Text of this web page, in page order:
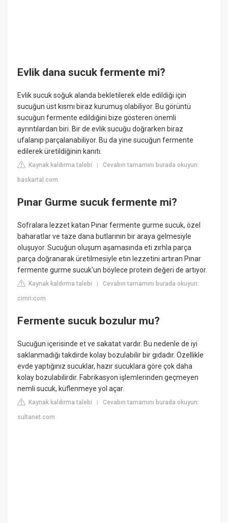
Evlik dana sucuk fermente mi?
Evlik sucuk soğuk alanda bekletilerek elde edildiği için
sucuğun üst kısmı biraz kurumuş olabiliyor. Bu görüntü
sucuğun fermente edildiğini bize gösteren önemli
ayrıntılardan biri. Bir de evlik sucuğu doğrarken biraz
ufalanıp parçalanabiliyor. Bu da yine sucuğun fermente
edilerek üretildiğinin kanıtı.
Kaynak kaldırma talebi |Cevabın tamamını burada okuyun:
baskartal.com
Pınar Gurme sucuk fermente mi?
Sofralara lezzet katan Pınar fermente gurme sucuk, özel
baharatlar ve taze dana butlarının bir araya gelmesiyle
oluşuyor. Sucuğun oluşum aşamasında eti zırhla parça
parça doğranarak üretilmesiyle etin lezzetini artıran Pınar
fermente gurme sucuk'un böylece protein değeri de artıyor.
Kaynak kaldırma talebi |Cevabın tamamını burada okuyun:
cimri.com
Fermente sucuk bozulur mu?
Sucuğun içerisinde et ve sakatat vardır. Bu nedenle de iyi
saklanmadığı takdirde kolay bozulabilir bir gıdadır. Özellikle
evde yaptığınız sucuklar, hazır sucuklara göre çok daha
kolay bozulabilirdir. Fabrikasyon işlemlerinden geçmeyen
nemli sucuk, küflenmeye yol açar.
Kaynak kaldırma talebi |Cevabın tamamını burada okuyun:
sultanet.com